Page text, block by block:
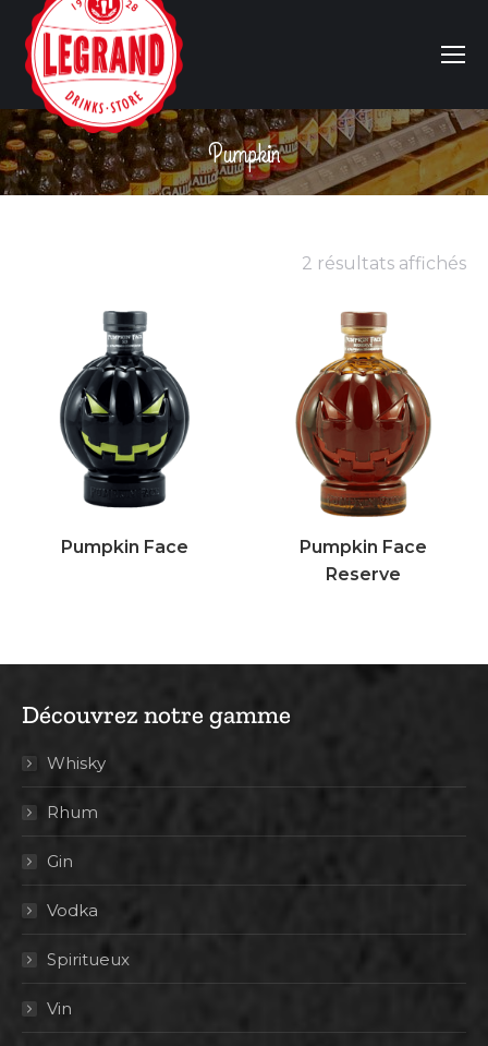
Pumpkin
Vous êtes ici :
2 résultats affichés
Pumpkin Face
Pumpkin Face
Reserve
Découvrez notre gamme
Whisky
Rhum
Gin
Vodka
Spiritueux
Vin